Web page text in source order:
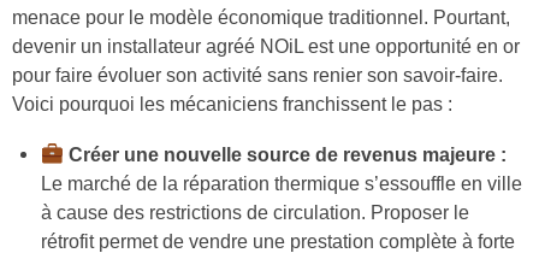
menace pour le modèle économique traditionnel. Pourtant,
devenir un installateur agréé NOiL est une opportunité en or
pour faire évoluer son activité sans renier son savoir-faire.
Voici pourquoi les mécaniciens franchissent le pas :
Créer une nouvelle source de revenus majeure :
Le marché de la réparation thermique s’essouffle en ville
à cause des restrictions de circulation. Proposer le
rétrofit permet de vendre une prestation complète à forte